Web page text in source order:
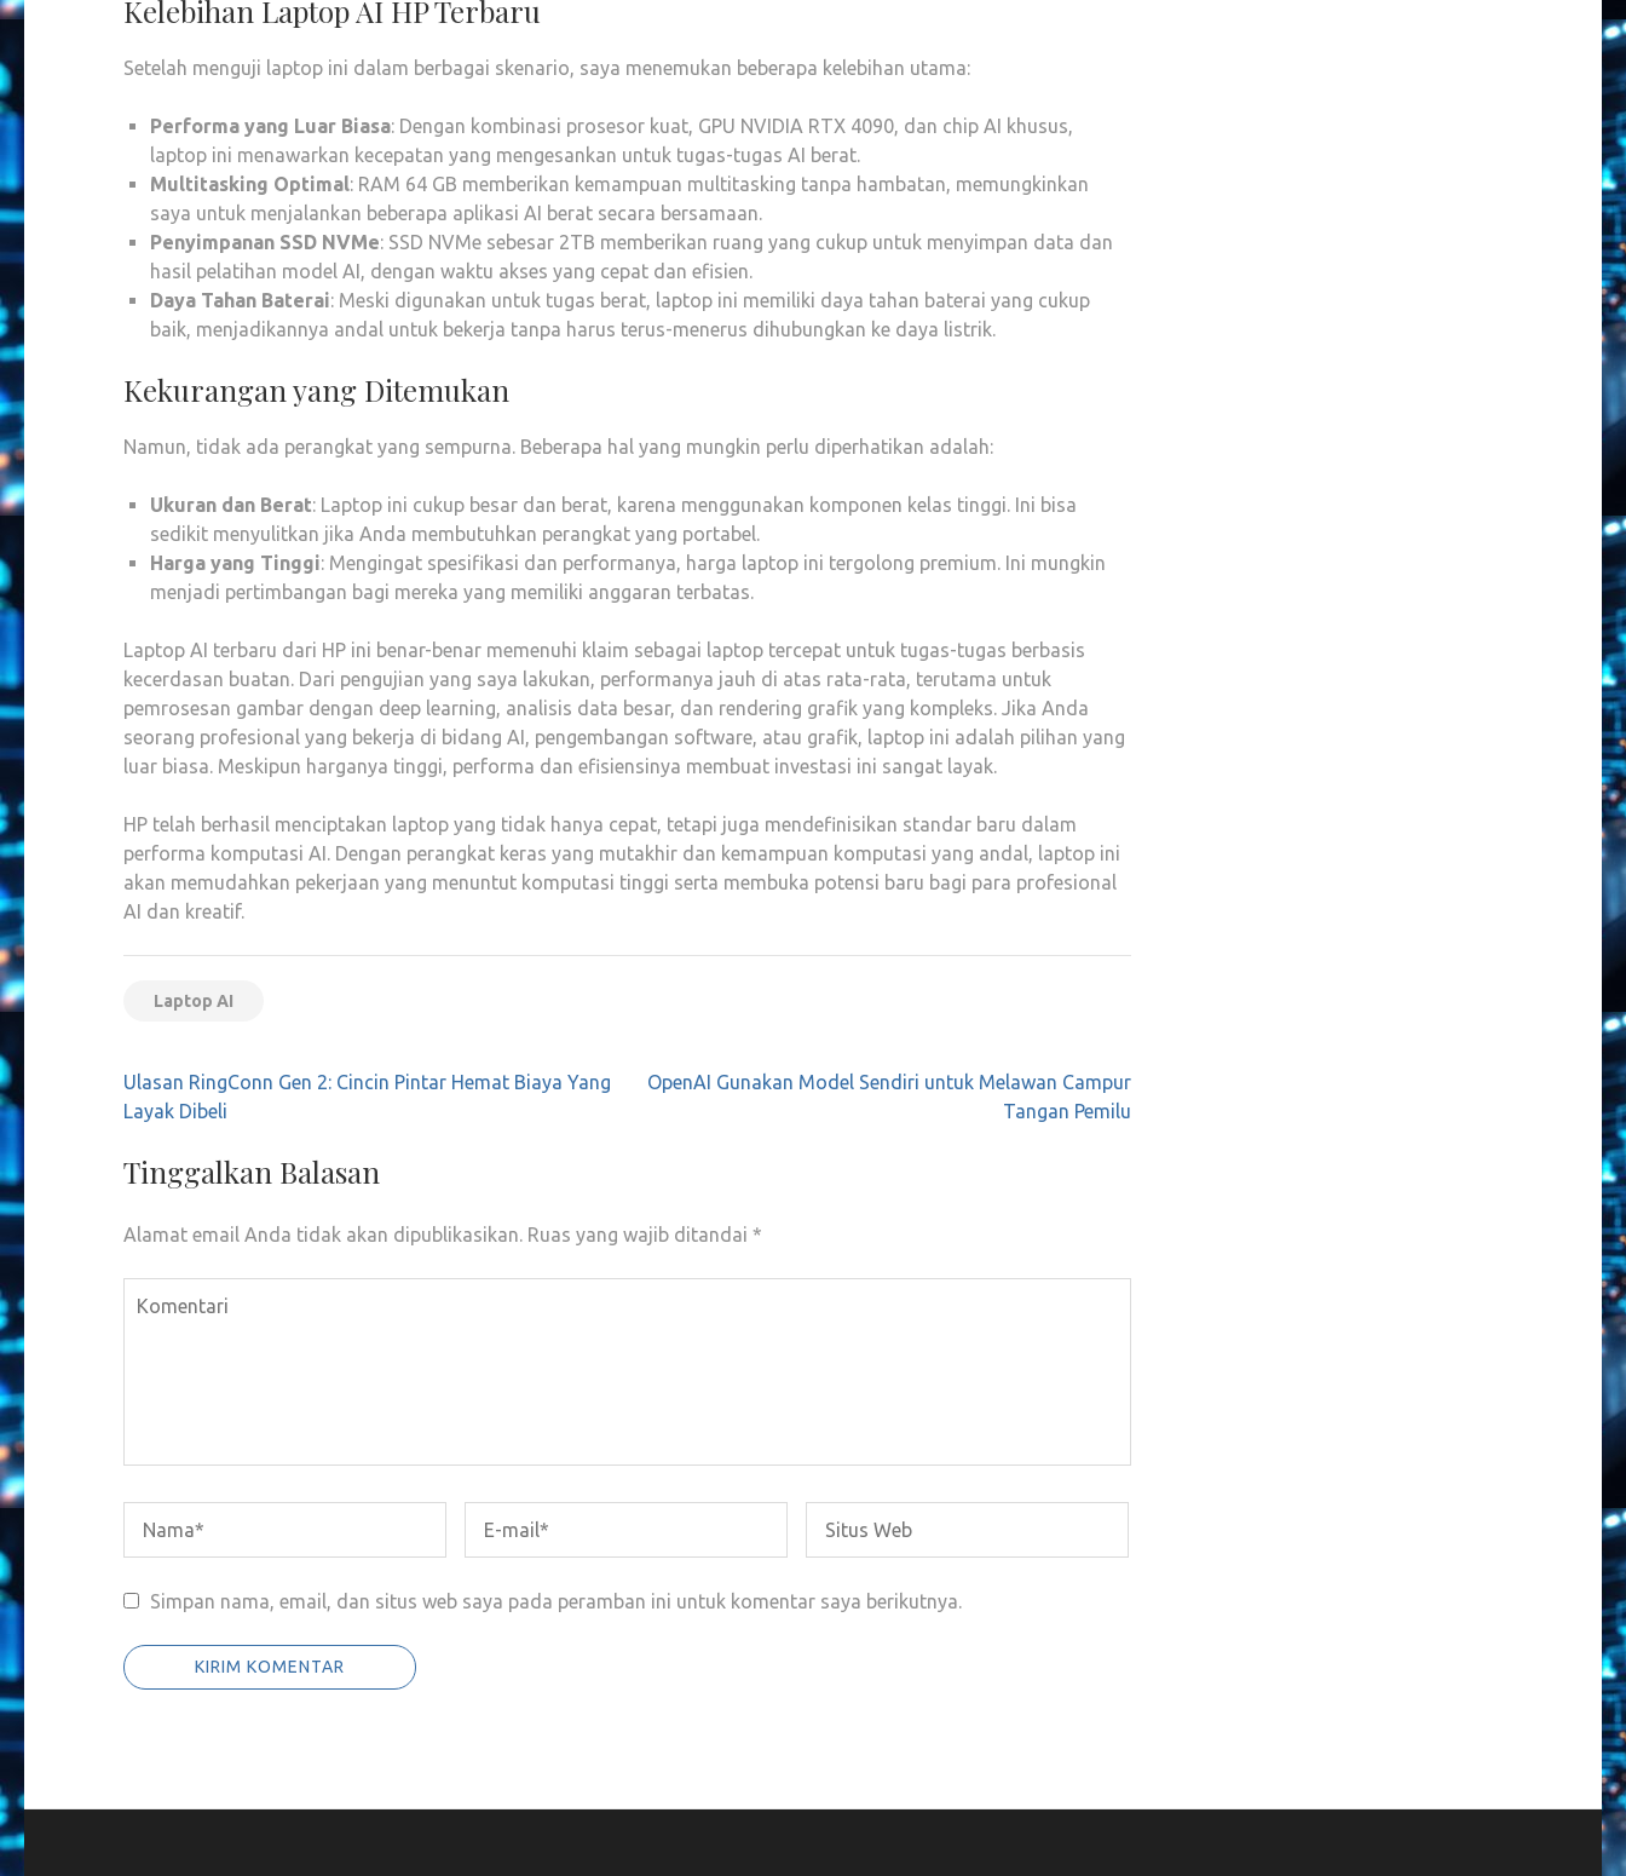
Kelebihan Laptop AI HP Terbaru
Setelah menguji laptop ini dalam berbagai skenario, saya menemukan beberapa kelebihan utama:
Performa yang Luar Biasa: Dengan kombinasi prosesor kuat, GPU NVIDIA RTX 4090, dan chip AI khusus,
laptop ini menawarkan kecepatan yang mengesankan untuk tugas-tugas AI berat.
Multitasking Optimal: RAM 64 GB memberikan kemampuan multitasking tanpa hambatan, memungkinkan
saya untuk menjalankan beberapa aplikasi AI berat secara bersamaan.
Penyimpanan SSD NVMe: SSD NVMe sebesar 2TB memberikan ruang yang cukup untuk menyimpan data dan
hasil pelatihan model AI, dengan waktu akses yang cepat dan efisien.
Daya Tahan Baterai: Meski digunakan untuk tugas berat, laptop ini memiliki daya tahan baterai yang cukup
baik, menjadikannya andal untuk bekerja tanpa harus terus-menerus dihubungkan ke daya listrik.
Kekurangan yang Ditemukan
Namun, tidak ada perangkat yang sempurna. Beberapa hal yang mungkin perlu diperhatikan adalah:
Ukuran dan Berat: Laptop ini cukup besar dan berat, karena menggunakan komponen kelas tinggi. Ini bisa
sedikit menyulitkan jika Anda membutuhkan perangkat yang portabel.
Harga yang Tinggi: Mengingat spesifikasi dan performanya, harga laptop ini tergolong premium. Ini mungkin
menjadi pertimbangan bagi mereka yang memiliki anggaran terbatas.
Laptop AI terbaru dari HP ini benar-benar memenuhi klaim sebagai laptop tercepat untuk tugas-tugas berbasis
kecerdasan buatan. Dari pengujian yang saya lakukan, performanya jauh di atas rata-rata, terutama untuk
pemrosesan gambar dengan deep learning, analisis data besar, dan rendering grafik yang kompleks. Jika Anda
seorang profesional yang bekerja di bidang AI, pengembangan software, atau grafik, laptop ini adalah pilihan yang
luar biasa. Meskipun harganya tinggi, performa dan efisiensinya membuat investasi ini sangat layak.
HP telah berhasil menciptakan laptop yang tidak hanya cepat, tetapi juga mendefinisikan standar baru dalam
performa komputasi AI. Dengan perangkat keras yang mutakhir dan kemampuan komputasi yang andal, laptop ini
akan memudahkan pekerjaan yang menuntut komputasi tinggi serta membuka potensi baru bagi para profesional
AI dan kreatif.
Laptop AI
Navigasi
pos
Ulasan RingConn Gen 2: Cincin Pintar Hemat Biaya Yang
Layak Dibeli
OpenAI Gunakan Model Sendiri untuk Melawan Campur
Tangan Pemilu
Tinggalkan Balasan
Alamat email Anda tidak akan dipublikasikan. Ruas yang wajib ditandai *
Simpan nama, email, dan situs web saya pada peramban ini untuk komentar saya berikutnya.